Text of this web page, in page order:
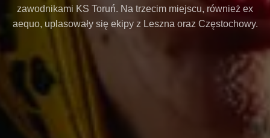
zawodnikami KS Toruń. Na trzecim miejscu, również ex
aequo, uplasowały się ekipy z Leszna oraz Częstochowy.